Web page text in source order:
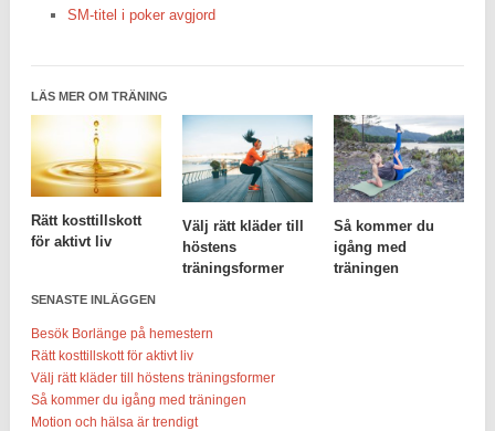
SM-titel i poker avgjord
LÄS MER OM TRÄNING
Rätt kosttillskott
för aktivt liv
Välj rätt kläder till
höstens
träningsformer
Så kommer du
igång med
träningen
SENASTE INLÄGGEN
Besök Borlänge på hemestern
Rätt kosttillskott för aktivt liv
Välj rätt kläder till höstens träningsformer
Så kommer du igång med träningen
Motion och hälsa är trendigt